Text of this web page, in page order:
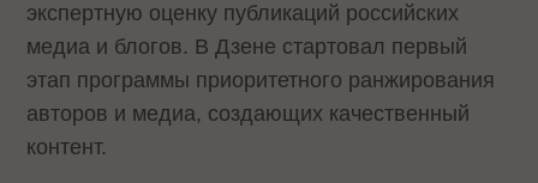
экспертную оценку публикаций российских
медиа и блогов. В Дзене стартовал первый
этап программы приоритетного ранжирования
авторов и медиа, создающих качественный
контент.